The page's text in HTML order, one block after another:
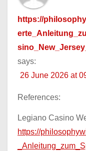
https://
says:
26 June 2026 at
References:
Legiano Casino
https://